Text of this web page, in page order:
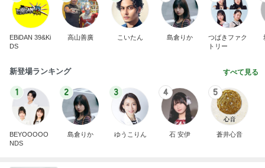
EBiDAN 39&Ki
DS
高山善廣 こいたん 島倉りか
つばきファク
トリー
新登場ランキング すべて見る
1
BEYOOOOO
NDS
2
島倉りか
3
ゆうこりん
4
石 安伊
5
蒼井心音